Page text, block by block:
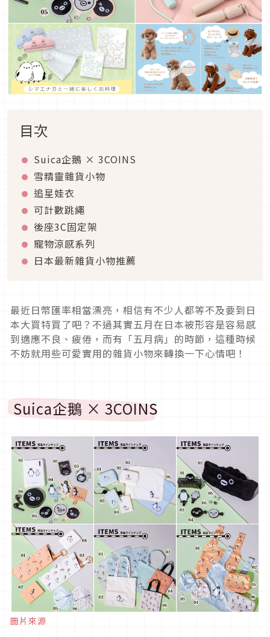
目次
Suica企鵝 × 3COINS
雪精靈雜貨小物
追星娃衣
可計數跳繩
後座3C固定架
寵物涼感系列
日本最新雜貨小物推薦
最近日幣匯率相當漂亮，相信有不少人都等不及要到日
本大買特買了吧？不過其實五月在日本被形容是容易感
到適應不良、疲倦，而有「五月病」的時節，這種時候
不妨就用些可愛實用的雜貨小物來轉換一下心情吧！
Suica企鵝 × 3COINS
圖片來源